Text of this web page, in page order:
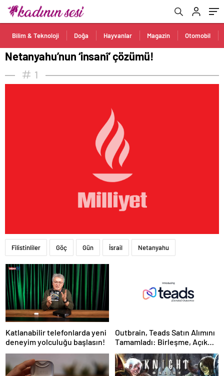
Bilim & Teknoloji Doğa Hayvanlar Magazin Otomobil
Netanyahu’nun ‘insanî’ çözümü!
1
Filistinliler Göç Gün İsrail Netanyahu
Katlanabilir telefonlarda yeni
deneyim yolculuğu başlasın!
Outbrain, Teads Satın Alımını
Tamamladı: Birleşme, Açık
İnternet için Tüm Kanallarda
Sonuç Odaklı Bir Platform
Oluşturuyor